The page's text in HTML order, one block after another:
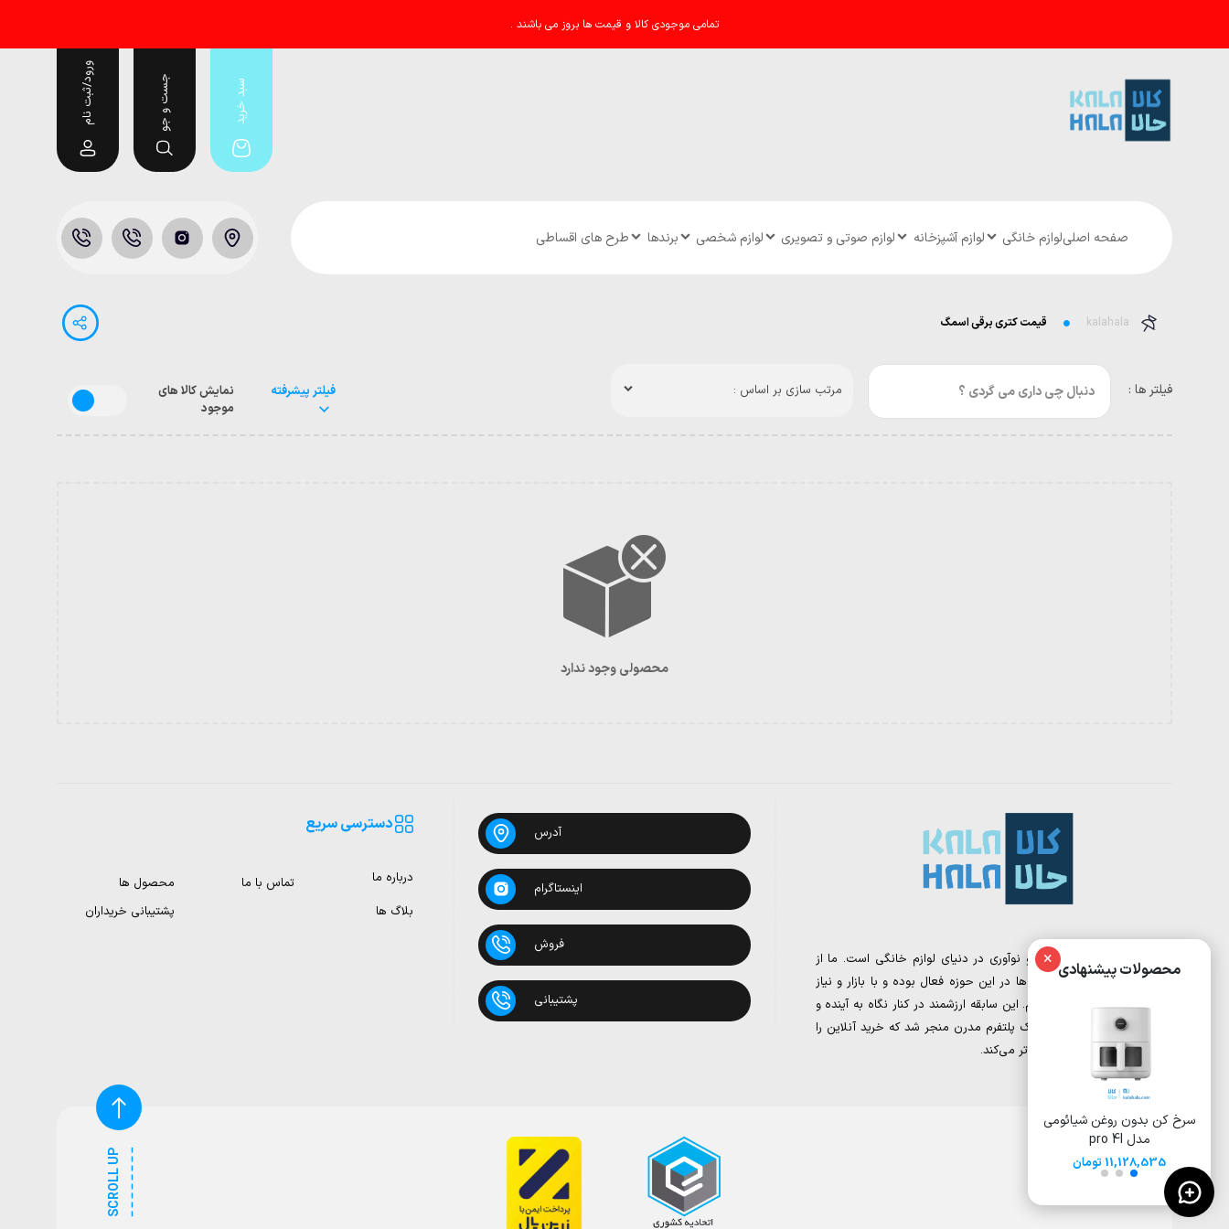
× محصولات پیشنهادی
سرخ کن بدون روغن شیائومی
مدل pro 4l
11,128,535 تومان
تمامی موجودی کالا و قیمت ها بروز می باشند .
سبد خرید جست و جو ورود/ثبت نام
صفحه اصلیلوازم خانگی لوازم آشپزخانه لوازم صوتی و تصویری لوازم شخصی برندها طرح های اقساطی
kalahala قیمت کتری برقی اسمگ
فیلتر ها : مرتب سازی بر اساس : فیلتر پیشرفته
نمایش کالا های
موجود
محصولی وجود ندارد
کالا حالا، نقطه تلاقی تجربه و نوآوری در دنیای لوازم خانگی است. ما از
تیمی تشکیل شده‌ایم که سال‌ها در این حوزه فعال بوده و با بازار و نیاز
مشتریان به‌خوبی آشنا هستیم. این سابقه ارزشمند در کنار نگاه به آینده و
دیجیتال مارکتینگ، به خلق یک پلتفرم مدرن منجر شد که خرید آنلاین را
برای شما ساده‌تر و هوشمندانه‌تر می‌کند.
آدرس
اینستاگرام
فروش
پشتیبانی
دسترسی سریع
درباره ما تماس با ما
محصول ها
بلاگ ها
پشتیبانی خریداران
SCROLL UP